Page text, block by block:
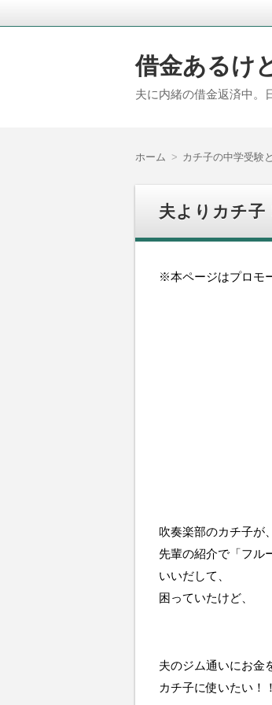
借金あるけ
夫に内緒の借金返済中。
ホーム カチ子の中学受験
夫よりカチ子
※本ページはプロモ
吹奏楽部のカチ子が、
先輩の紹介で「フル
いいだして、
困っていたけど、
夫のジム通いにお金
カチ子に使いたい！！